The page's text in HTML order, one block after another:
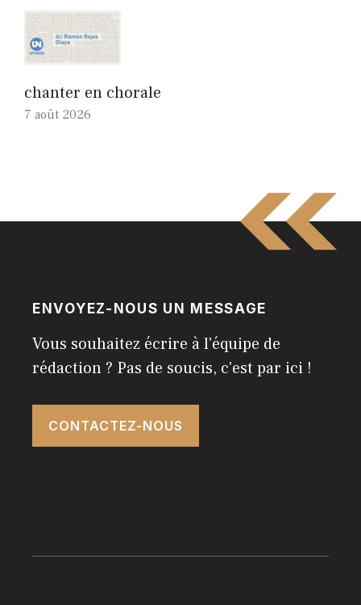
chanter en chorale
7 août 2026
ENVOYEZ-NOUS UN MESSAGE
Vous souhaitez écrire à l'équipe de
rédaction ? Pas de soucis, c'est par ici !
CONTACTEZ-NOUS